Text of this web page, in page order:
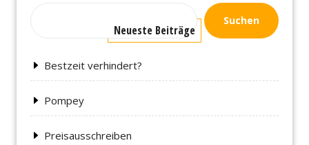
Suchen
Neueste Beiträge
Bestzeit verhindert?
Pompey
Preisausschreiben